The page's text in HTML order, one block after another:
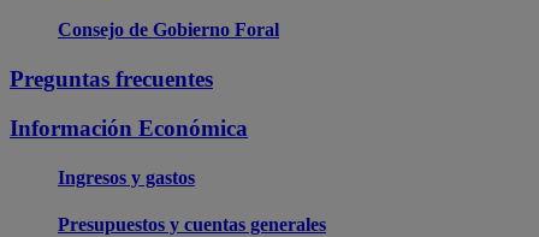
Consejo de Gobierno Foral
Preguntas frecuentes
Información Económica
Ingresos y gastos
Presupuestos y cuentas generales